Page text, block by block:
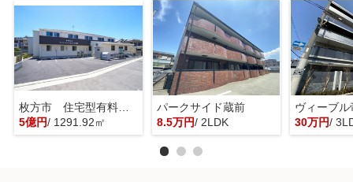
枚方市 住宅型有料老人ホーム 一棟貸し
5億円/ 1291.92㎡
パークサイド蔵前
8.5万円/ 2LDK
ヴィーブル
30万円/